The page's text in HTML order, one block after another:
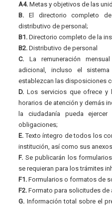
A4. Metas y objetivos de las
B. El directorio completo
distributivo de personal;
B1. Directorio completo de la
B2. Distributivo de personal
C. La remuneración
adicional, incluso el
establezcan las disposiciones
D. Los servicios que ofrece y
horarios de atención y demás
la ciudadanía pueda
obligaciones;
E. Texto íntegro de todos los
institución, así como sus
F. Se publicarán los
se requieran para los trámites
F1. Formularios o formatos de
F2. Formato para solicitudes
G. Información total sobre el